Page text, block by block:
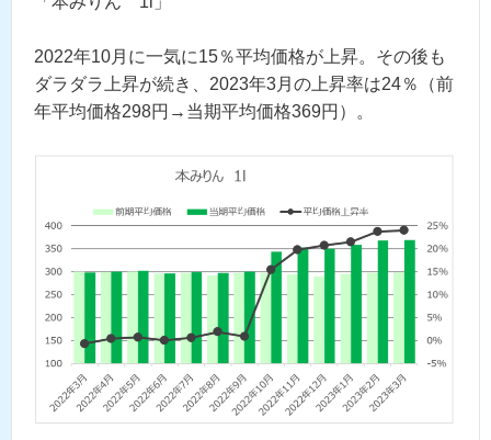
2022年10月に一気に15％平均価格が上昇。その後も
ダラダラ上昇が続き、2023年3月の上昇率は24％（前
年平均価格298円→当期平均価格369円）。